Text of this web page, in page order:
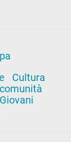
Cultura
Giovani